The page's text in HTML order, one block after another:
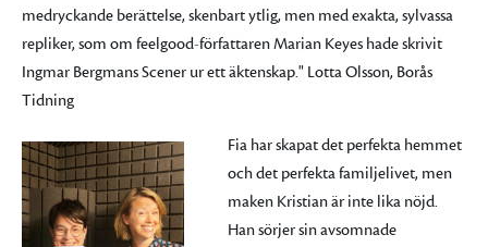
medryckande berättelse, skenbart ytlig, men med exakta, sylvassa
repliker, som om feelgood-författaren Marian Keyes hade skrivit
Ingmar Bergmans Scener ur ett äktenskap." Lotta Olsson, Borås
Tidning
Fia har skapat det perfekta hemmet
och det perfekta familjelivet, men
maken Kristian är inte lika nöjd.
Han sörjer sin avsomnade